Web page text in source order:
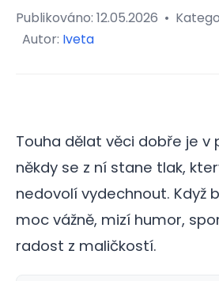
Publikováno: 12.05.2026 •
Autor: Iveta
Touha dělat věci dobře je v
někdy se z ní stane tlak,
nedovolí vydechnout. Když
moc vážně, mizí humor,
radost z maličkostí.